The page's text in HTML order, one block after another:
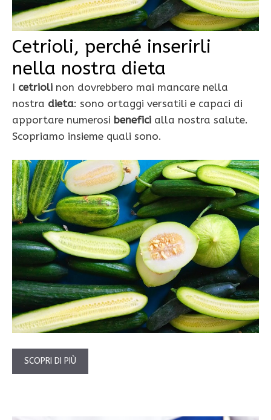
Cetrioli, perché inserirli
nella nostra dieta
I cetrioli non dovrebbero mai mancare nella
nostra dieta: sono ortaggi versatili e capaci di
apportare numerosi benefici alla nostra salute.
Scopriamo insieme quali sono.
SCOPRI DI PIÙ